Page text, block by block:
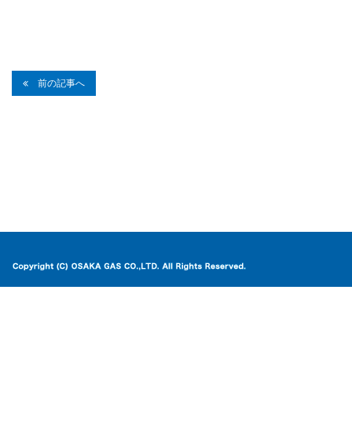
前の記事へ